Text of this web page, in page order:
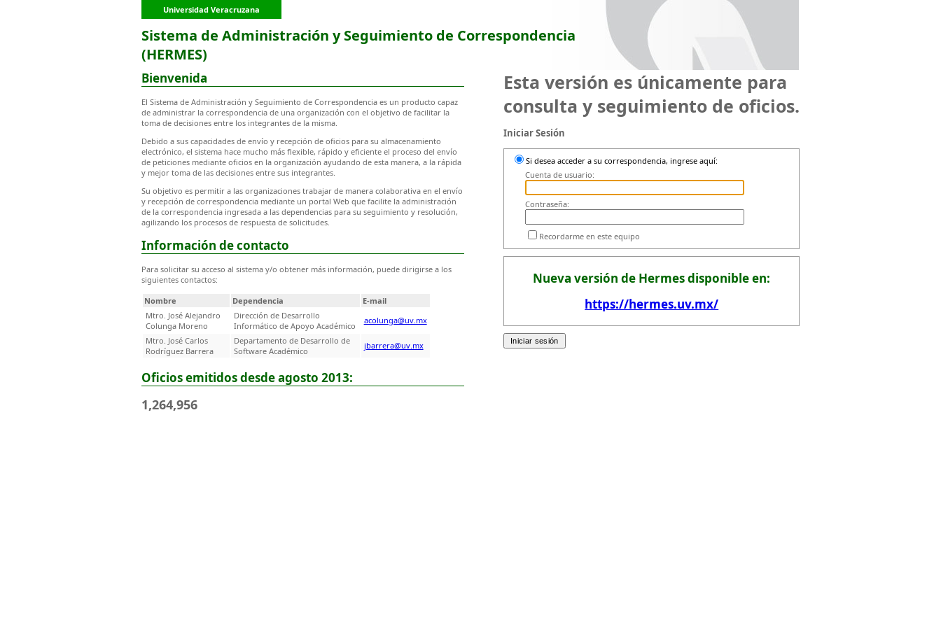
Universidad Veracruzana
Sistema de Administración y Seguimiento de Correspondencia
(HERMES)
Bienvenida
El Sistema de Administración y Seguimiento de Correspondencia es un producto capaz
de administrar la correspondencia de una organización con el objetivo de facilitar la
toma de decisiones entre los integrantes de la misma.
Debido a sus capacidades de envío y recepción de oficios para su almacenamiento
electrónico, el sistema hace mucho más flexible, rápido y eficiente el proceso del envío
de peticiones mediante oficios en la organización ayudando de esta manera, a la rápida
y mejor toma de las decisiones entre sus integrantes.
Su objetivo es permitir a las organizaciones trabajar de manera colaborativa en el envío
y recepción de correspondencia mediante un portal Web que facilite la administración
de la correspondencia ingresada a las dependencias para su seguimiento y resolución,
agilizando los procesos de respuesta de solicitudes.
Información de contacto
Para solicitar su acceso al sistema y/o obtener más información, puede dirigirse a los
siguientes contactos:
Nombre
Dependencia
E-mail
Mtro. José Alejandro
Colunga Moreno
Dirección de Desarrollo
Informático de Apoyo Académico
acolunga@uv.mx
Mtro. José Carlos
Rodríguez Barrera
Departamento de Desarrollo de
Software Académico
jbarrera@uv.mx
Oficios emitidos desde agosto 2013:
1,264,956
Esta versión es únicamente para
consulta y seguimiento de oficios.
Iniciar Sesión
Si desea acceder a su correspondencia, ingrese aquí:
Cuenta de usuario:
Contraseña:
Recordarme en este equipo
Nueva versión de Hermes disponible en:
https://hermes.uv.mx/